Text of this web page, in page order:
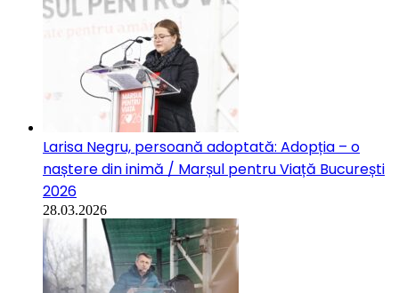
Larisa Negru, persoană adoptată: Adopția – o
naștere din inimă / Marșul pentru Viață București
2026
28.03.2026